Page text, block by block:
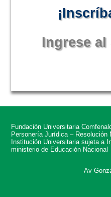
Ingrese
Fundación Universitaria
Personería Jurídica – Resolución
Institución Universitaria sujeta a
ministerio de Educación Nacional
Av